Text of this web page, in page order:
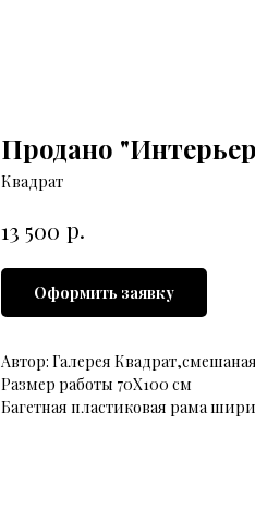
Продано
Квадрат
13 500 р.
Оформить заявку
Автор: Галерея
Размер работы 70Х100 см
Багетная пластиковая рама